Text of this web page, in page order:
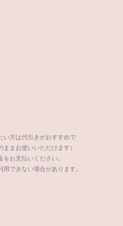
い方は代引きがおすすめで
まお使いいただけます）
お支払いください。
できない場合があります。